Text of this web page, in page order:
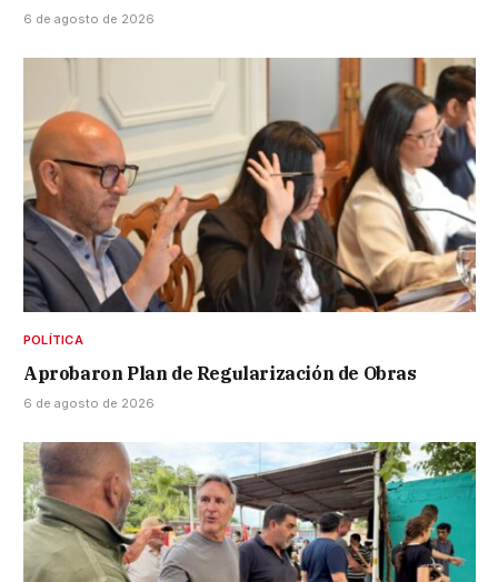
6 de agosto de 2026
POLÍTICA
Aprobaron Plan de Regularización de Obras
6 de agosto de 2026